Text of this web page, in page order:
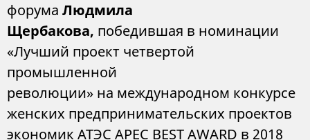
форума Людмила
Щербакова, победившая в номинации
«Лучший проект четвертой
промышленной
революции» на международном конкурсе
женских предпринимательских проектов
экономик АТЭС APEC BEST AWARD в 2018